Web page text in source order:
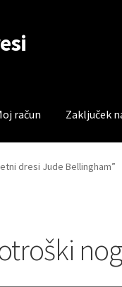
račun Zaključek
račun Trgovina Zaključek
dresi Jude Bellingham”